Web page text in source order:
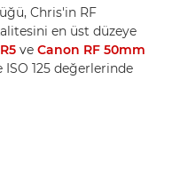
Chris'in RF
en üst düzeye
ve Canon RF 50mm
ISO 125 değerlerinde